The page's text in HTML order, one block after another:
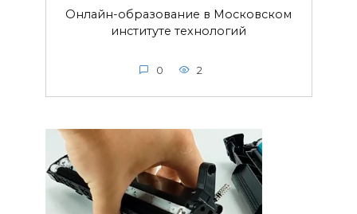
Онлайн-образование в Московском
институте технологий
0 2